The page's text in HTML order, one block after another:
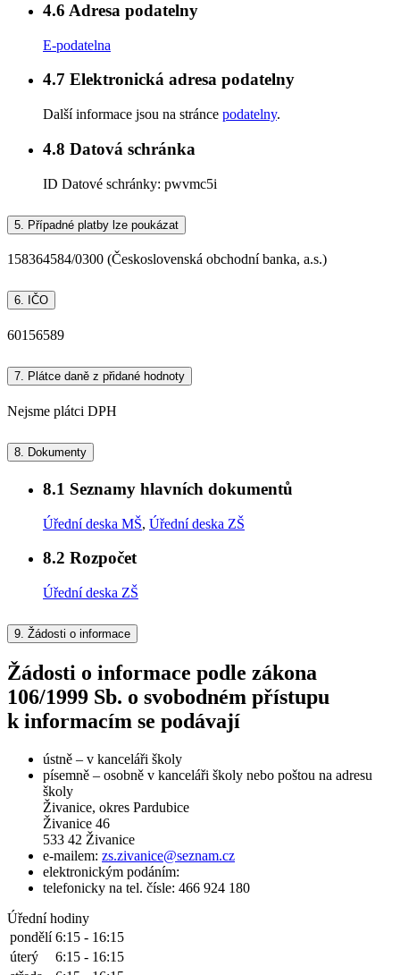
4.6 Adresa podatelny
E-podatelna
4.7 Elektronická adresa podatelny
Další informace jsou na stránce podatelny.
4.8 Datová schránka
ID Datové schránky: pwvmc5i
5. Případné platby lze poukázat
158364584/0300 (Československá obchodní banka, a.s.)
6. IČO
60156589
7. Plátce daně z přidané hodnoty
Nejsme plátci DPH
8. Dokumenty
8.1 Seznamy hlavních dokumentů
Úřední deska MŠ, Úřední deska ZŠ
8.2 Rozpočet
Úřední deska ZŠ
9. Žádosti o informace
Žádosti o informace podle zákona
106/1999 Sb. o svobodném přístupu
k informacím se podávají
ústně – v kanceláři školy
písemně – osobně v kanceláři školy nebo poštou na adresu
školy
Živanice, okres Pardubice
Živanice 46
533 42 Živanice
e-mailem: zs.zivanice@seznam.cz
elektronickým podáním:
telefonicky na tel. čísle: 466 924 180
Úřední hodiny
pondělí 6:15 - 16:15
úterý
6:15 - 16:15